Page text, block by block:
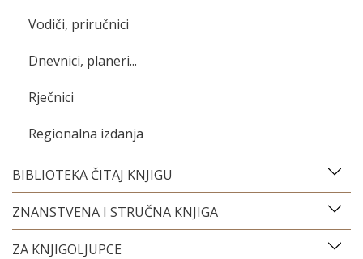
Vodiči, priručnici
Dnevnici, planeri...
Rječnici
Regionalna izdanja
BIBLIOTEKA ČITAJ KNJIGU
ZNANSTVENA I STRUČNA KNJIGA
ZA KNJIGOLJUPCE